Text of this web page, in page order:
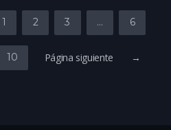
1 2 3 … 6
10 Página siguiente →